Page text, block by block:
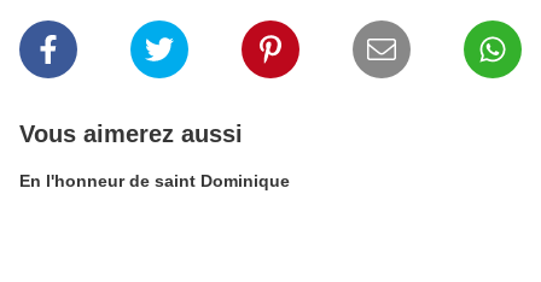
Vous aimerez aussi
En l'honneur de saint Dominique